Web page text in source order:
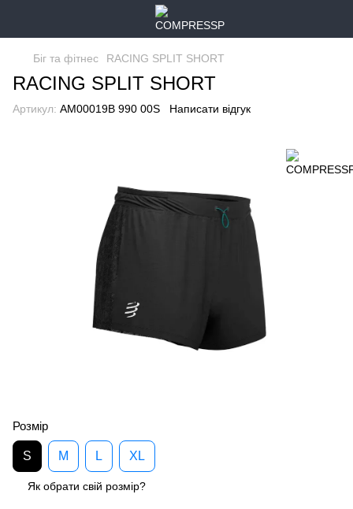
Біг та фітнес RACING SPLIT SHORT
RACING SPLIT SHORT
Артикул: AM00019B 990 00S Написати відгук
Розмір
S M L XL
Як обрати свій розмір?